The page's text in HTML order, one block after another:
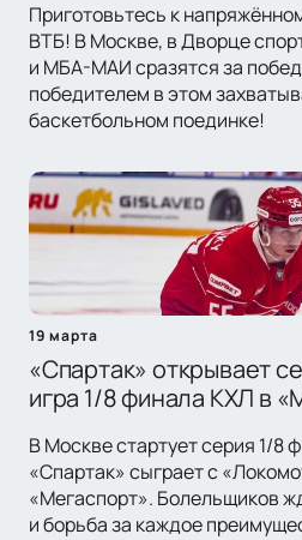
Приготовьтесь к
ВТБ! В Москве, в Дворце
и МБА-МАИ сразятся за
победителем в этом
баскетбольном поединке!
19 марта
«Спартак» открывает
игра 1/8 финала КХЛ в
В Москве стартует серия 1/8
«Спартак» сыграет с
«Мегаспорт». Болельщиков
и борьба за каждое